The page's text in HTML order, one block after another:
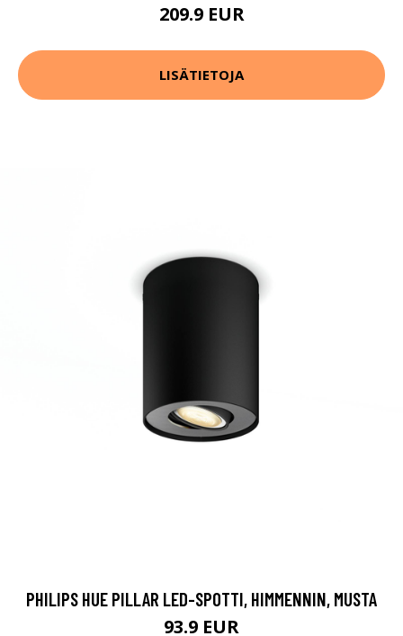
209.9 EUR
LISÄTIETOJA
PHILIPS HUE PILLAR LED-SPOTTI, HIMMENNIN, MUSTA
93.9 EUR